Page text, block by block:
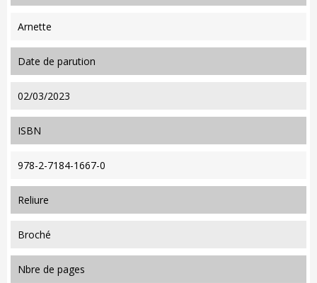
Arnette
date de parution
02/03/2023
ISBN
978-2-7184-1667-0
reliure
Broché
nbre de pages